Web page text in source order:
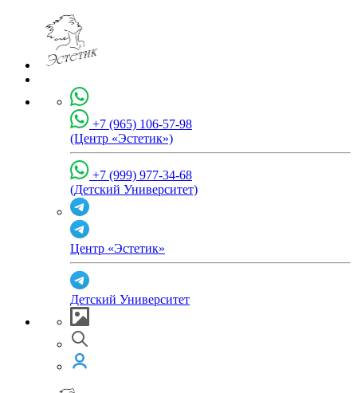
+7 (965) 106-57-98
(Центр «Эстетик»)
+7 (999) 977-34-68
(Детский Университет)
Центр «Эстетик»
Детский Университет